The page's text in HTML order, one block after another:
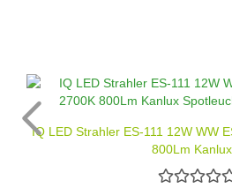
IQ LED Strahler ES-111 12W WW
800Lm